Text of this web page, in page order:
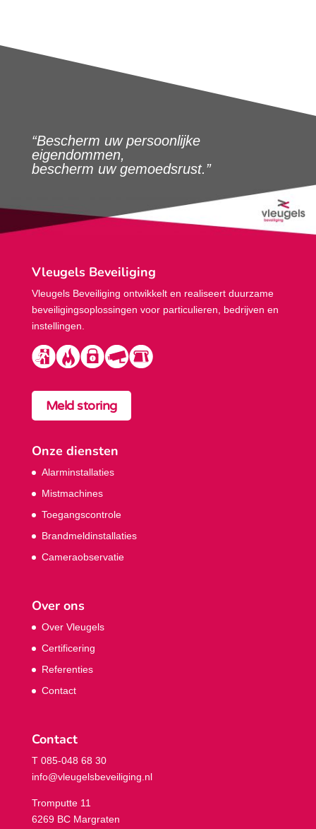
“Bescherm uw persoonlijke
eigendommen,
bescherm uw gemoedsrust.”
Vleugels Beveiliging
Vleugels Beveiliging ontwikkelt en realiseert duurzame
beveiligings­oplossingen voor particulieren, bedrijven en
instellingen.
Meld storing
Onze diensten
Alarminstallaties
Mistmachines
Toegangscontrole
Brandmeldinstallaties
Cameraobservatie
Over ons
Over Vleugels
Certificering
Referenties
Contact
Contact
T 085-048 68 30
info@vleugelsbeveiliging.nl
Tromputte 11
6269 BC Margraten